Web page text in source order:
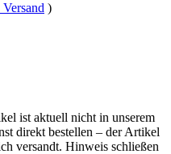
)
ist aktuell nicht in unserem
direkt bestellen – der Artikel
versandt. Hinweis schließen